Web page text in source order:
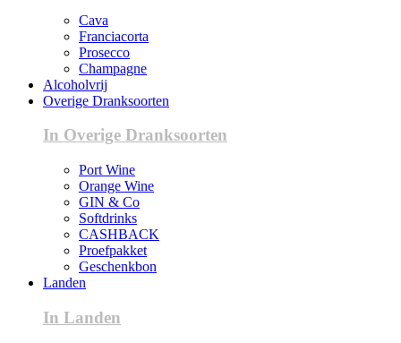
Cava
Franciacorta
Prosecco
Champagne
Alcoholvrij
Overige Dranksoorten
In Overige Dranksoorten
Port Wine
Orange Wine
GIN & Co
Softdrinks
CASHBACK
Proefpakket
Geschenkbon
Landen
In Landen